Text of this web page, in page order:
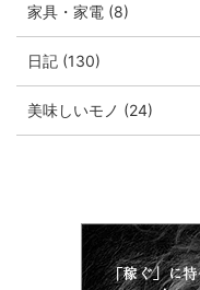
家具・家電 (8)
日記 (130)
美味しいモノ (24)